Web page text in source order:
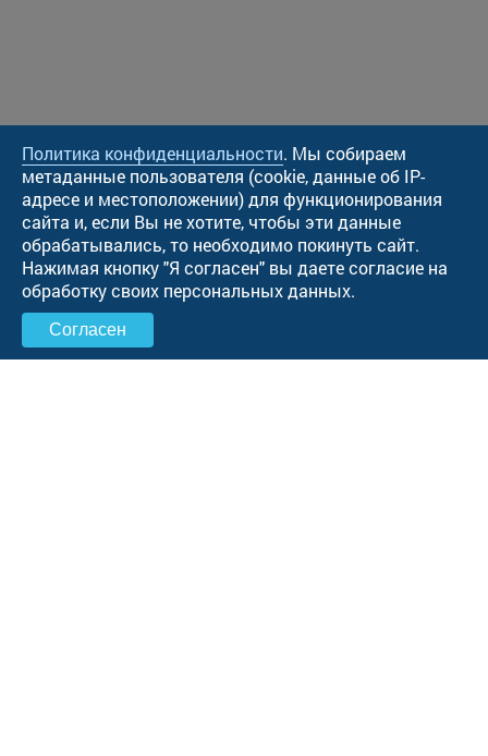
Политика конфиденциальности. Мы собираем
метаданные пользователя (cookie, данные об IP-
адресе и местоположении) для функционирования
сайта и, если Вы не хотите, чтобы эти данные
обрабатывались, то необходимо покинуть сайт.
Нажимая кнопку "Я согласен" вы даете согласие на
обработку своих персональных данных.
Согласен